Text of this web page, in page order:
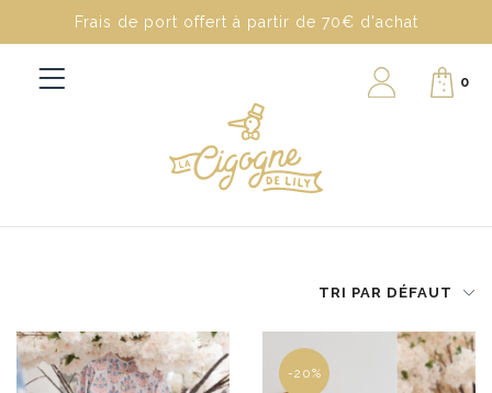
Frais de port offert à partir de 70€ d'achat
0
TRI PAR DÉFAUT
-20%